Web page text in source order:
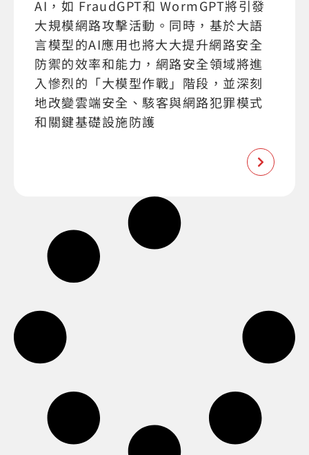
AI，如 FraudGPT和 WormGPT將引發
大規模網路攻擊活動。同時，基於大語
言模型的AI應用也將大大提升網路安全
防禦的效率和能力，網路安全領域將進
入慘烈的「大模型作戰」階段，並深刻
地改變雲端安全、駭客與網路犯罪模式
和關鍵基礎設施防護